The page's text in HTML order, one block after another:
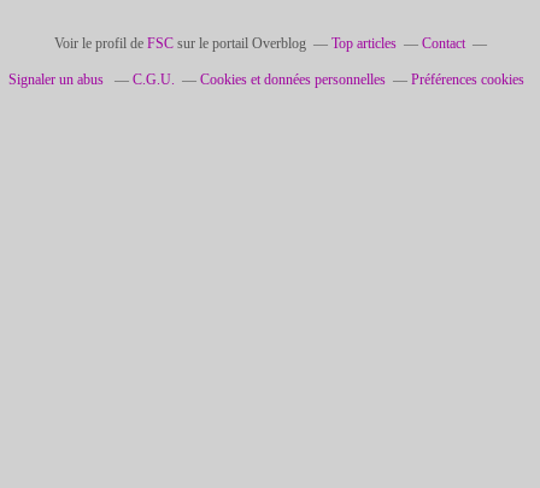
Voir le profil de FSCsur le portail Overblog Top articles Contact
Signaler un abus C.G.U. Cookies et données personnelles Préférences cookies